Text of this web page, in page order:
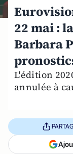
22 mai :
Barbara
L'édition
annulée à